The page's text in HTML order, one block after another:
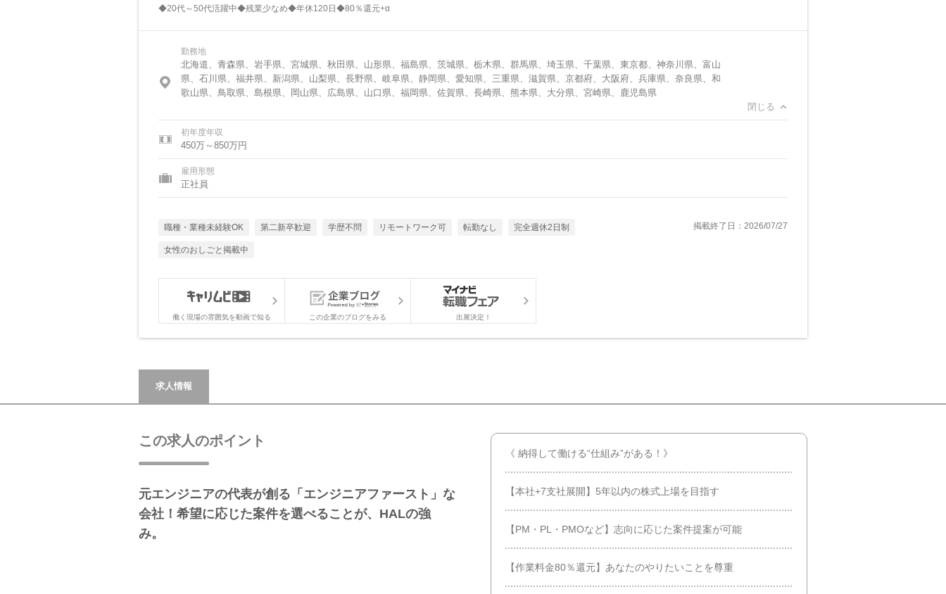
◆20代～50代活躍中◆残業少なめ◆年休120日◆80％還元+α
勤務地
北海道、青森県、岩手県、宮城県、秋田県、山形県、福島県、茨城県、栃木県、群馬県、埼玉県、千葉県、東京都、神奈川県、富山
県、石川県、福井県、新潟県、山梨県、長野県、岐阜県、静岡県、愛知県、三重県、滋賀県、京都府、大阪府、兵庫県、奈良県、和
歌山県、鳥取県、島根県、岡山県、広島県、山口県、福岡県、佐賀県、長崎県、熊本県、大分県、宮崎県、鹿児島県
閉じる
初年度年収
450万～850万円
雇用形態
正社員
職種・業種未経験OK 第二新卒歓迎 学歴不問 リモートワーク可 転勤なし 完全週休2日制
女性のおしごと掲載中
掲載終了日：2026/07/27
働く現場の雰囲気を動画で知る この企業のブログをみる 出展決定！
求人情報
この求人のポイント
元エンジニアの代表が創る「エンジニアファースト」な
会社！希望に応じた案件を選べることが、HALの強
み。
《 納得して働ける“仕組み”がある！》
【本社+7支社展開】5年以内の株式上場を目指す
【PM・PL・PMOなど】志向に応じた案件提案が可能
【作業料金80％還元】あなたのやりたいことを尊重